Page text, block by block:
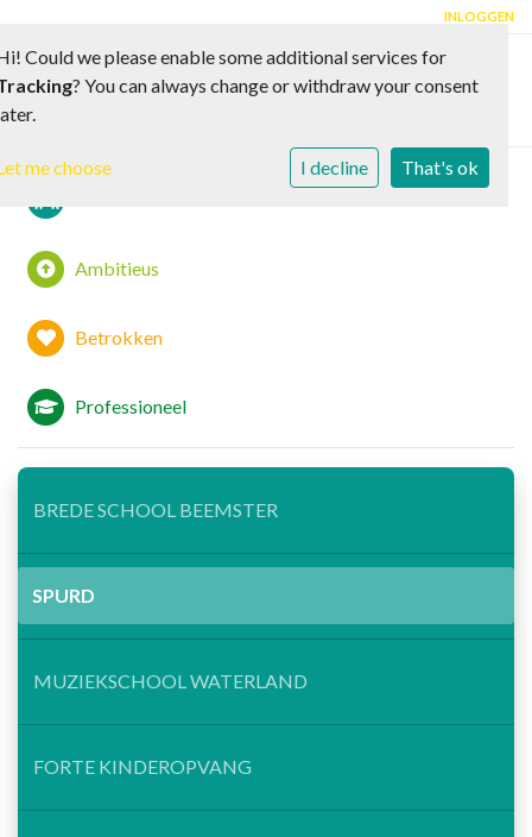
INLOGGEN
Toggle
Ambitieus
Betrokken
Professioneel
BREDE SCHOOL BEEMSTER
SPURD
MUZIEKSCHOOL WATERLAND
FORTE KINDEROPVANG
Could we please enable some additional services for
? You can always change or withdraw your consent
me choose I decline That's ok